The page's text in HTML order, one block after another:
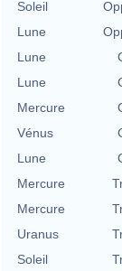
Soleil
Lune
Lune
Lune
Mercure
Vénus
Lune
Mercure
Mercure
Uranus
Soleil